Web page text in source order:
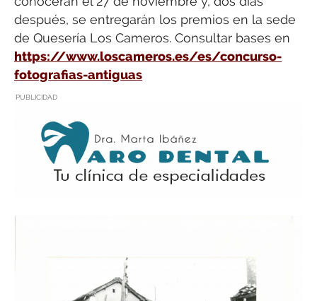
después, se entregarán los premios en la sede
de Quesería Los Cameros. Consultar bases en
https://www.loscameros.es/es/concurso-
fotografias-antiguas
PUBLICIDAD